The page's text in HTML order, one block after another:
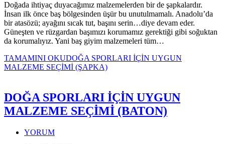
Doğada ihtiyaç duyacağımız malzemelerden bir de şapkalardır.
İnsan ilk önce baş bölgesinden üşür bu unutulmamalı. Anadolu’da
bir atasözü; ayağını sıcak tut, başını serin…diye devam eder.
Güneşten ve rüzgardan başımızı korumamız gerektiği gibi soğuktan
da korumalıyız. Yani baş giyim malzemeleri tüm…
TAMAMINI OKUDOĞA SPORLARI İÇİN UYGUN
MALZEME SEÇİMİ (ŞAPKA)
DOĞA SPORLARI İÇİN UYGUN
MALZEME SEÇİMİ (BATON)
YORUM